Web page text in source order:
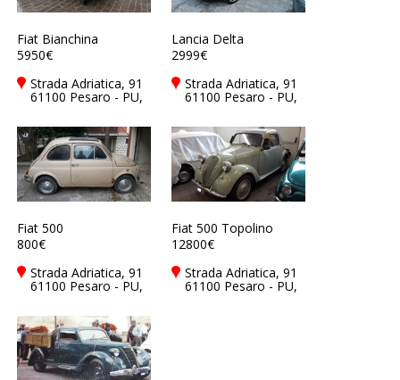
Fiat Bianchina
5950€
Strada Adriatica, 91
61100 Pesaro - PU,
Lancia Delta
2999€
Strada Adriatica, 91
61100 Pesaro - PU,
Fiat 500
800€
Strada Adriatica, 91
61100 Pesaro - PU,
Fiat 500 Topolino
12800€
Strada Adriatica, 91
61100 Pesaro - PU,